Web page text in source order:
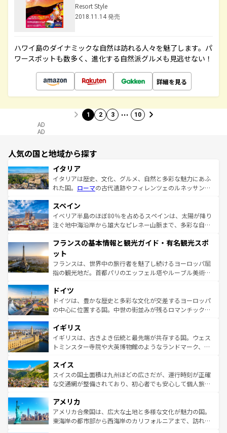
Resort Style
2018.11.14 発売
ハワイ島のダイナミックな自然は訪れる人々を魅了します。パ
ワースポットも数多く、進化する自然派グルメも見逃せない！
詳細を見る
1 2 3 … 10
AD
AD
人気の国と地域から探す
イタリア
イタリアは歴史、文化、グルメ、自然と多彩な魅力にあふ
れた国。 ローマの古代遺跡やフィレンツェのルネッサンス
ろん、トスカーナの美しい田園風景やアマルフィ海岸の絶
景など、自然景観も見逃せない。観光の合間には、本場の
ピザやパスタなど、絶品のイタリア料理を堪能することも
ませてくれるイタリアで、忘れられない旅をしてみよう！
なお、新着のイタリア情報は
しい。
スペイン
イベリア半島のほぼ80％を占めるスペインは、太陽が降り
注ぐ地中海沿岸から雄大なピレネー山脈まで、多彩な自然
文化が根付くこの国では、情熱的なフラメンコ、熱気あふ
れる闘牛、そして美味しいタパスが生活の一部となってい
る。首都マドリードの洗練された雰囲気や、バルセロナの
アートに溢れた街角から、地方では古代ローマ遺跡や中世
せる。地方によって風土や気候が異なるスペインはその個
性で訪れる人を魅了する。 なお、新着のスペイン情報は コ
ンテンツ一覧を参照してほしい。
フランスの基本情報と観光ガイド・有名観光スポ
ット
フランスは、世界中の旅行者を魅了し続けるヨーロッパ屈
指の観光地だ。首都パリのエッフェル塔やルーブル美術館
で、幅広い魅力が詰まっている。華麗な宮殿、歴史的な大
聖堂、美しいビーチ、そして豊かな自然が、訪れる者を心
から魅了する。また、フランスは美食の国としても知ら
いる。シャンパンの発祥地であるランス、プロヴァンスの
香り高いラベンダー畑など、多彩な楽しみ方が可能だ。さ
らに、パリ以外の地域にも魅力が溢れており、どの街角に
れる地方に足を運ぶとそれぞれで全く異なる文化を体験で
きるだろう。 なお、新着のフランス情報はコンテンツ一覧
を参照してほしい。
ドイツ
ドイツは、豊かな歴史と多彩な文化が交差するヨーロッパ
の中心に位置する国。中世の街並みが残るロマンチック街
顔を持つこの国は、どこを歩いても飽きることがない。ベ
ルリンの文化的活気、バイエルン州のアルプスの絶景、そ
してライン川沿いのワイン畑といった風景は必見。ビール
は、お酒好きな人にはぜひ体験してほしい。 なお、新着の
ドイツ情報はコンテンツ一覧を参照してほしい。
イギリス
イギリスは、古きよき伝統と最先端が共存する国。ウェス
トミンスター寺院や大英博物館のようなランドマーク、歴
リアごとに異なる魅力がある。また、優雅なアフタヌーン
ティー、ビール好きにはたまらない英国パブ、サッカー観
戦など、本場だからこそできる体験も豊富。イギリスを旅
ンツ一覧を参照してほしい。
スイス
スイスの国土面積は九州ほどの広さだが、運行時刻が正確
な交通網が整備されており、初心者でも安心して個人旅行
の建物がそのまま残る町や、スイスならではのユニークな
博物館もあり、アルプス観光だけでなく町歩きも満喫する
ことができる。国民の所得が高いため物価も高いが、旅行
アメリカ
アメリカ合衆国は、広大な土地と多様な文化が魅力の国。
東海岸の都市部から西海岸のカリフォルニアまで、訪れる